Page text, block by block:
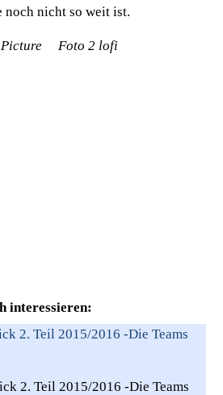
noch nicht so weit ist.
Picture Foto 2 lofi
interessieren:
2. Teil 2015/2016 -Die Teams